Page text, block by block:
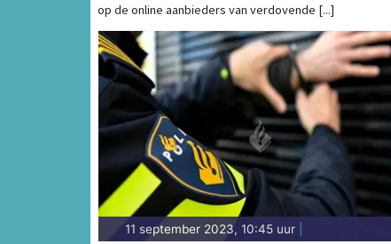
op de online aanbieders van verdovende [...]
11 september 2023, 10:45 uur